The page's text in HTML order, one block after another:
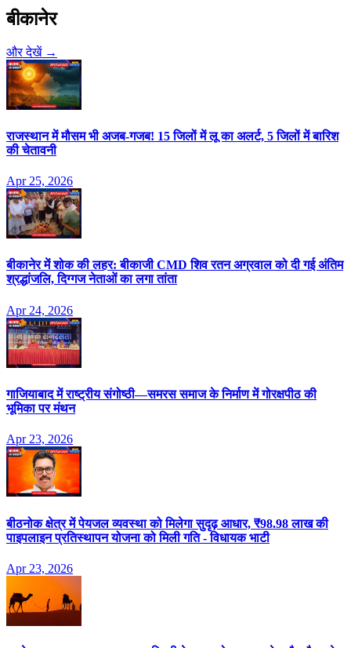
बीकानेर
और देखें →
राजस्थान में मौसम भी अजब-गजब! 15 जिलों में लू का अलर्ट, 5 जिलों में बारिश
की चेतावनी
Apr 25, 2026
बीकानेर में शोक की लहर: बीकाजी CMD शिव रतन अग्रवाल को दी गई अंतिम
श्रद्धांजलि, दिग्गज नेताओं का लगा तांता
Apr 24, 2026
गाजियाबाद में राष्ट्रीय संगोष्ठी—समरस समाज के निर्माण में गोरक्षपीठ की
भूमिका पर मंथन
Apr 23, 2026
बीठनोक क्षेत्र में पेयजल व्यवस्था को मिलेगा सुदृढ़ आधार, ₹98.98 लाख की
पाइपलाइन प्रतिस्थापन योजना को मिली गति - विधायक भाटी
Apr 23, 2026